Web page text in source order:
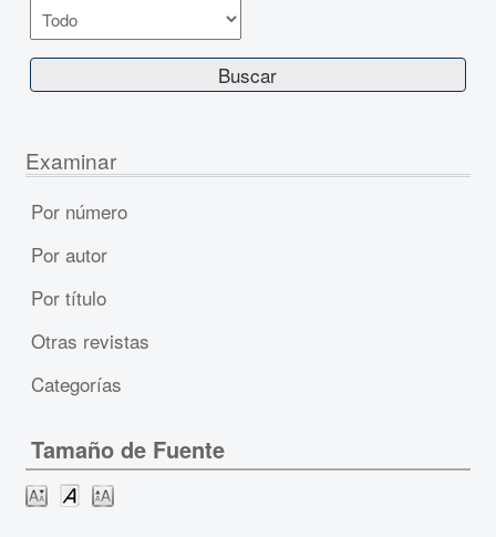
Examinar
Por número
Por autor
Por título
Otras revistas
Categorías
Tamaño de Fuente